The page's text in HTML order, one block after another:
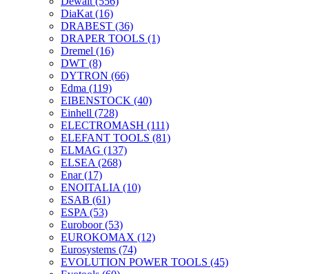
DiaKat (16)
DRABEST (36)
DRAPER TOOLS (1)
Dremel (16)
DWT (8)
DYTRON (66)
Edma (119)
EIBENSTOCK (40)
Einhell (728)
ELECTROMASH (111)
ELEFANT TOOLS (81)
ELMAG (137)
ELSEA (268)
Enar(17)
ENOITALIA (10)
ESAB (61)
ESPA (53)
Euroboor(53)
EUROKOMAX (12)
Eurosystems (74)
EVOLUTION POWER TOOLS (45)